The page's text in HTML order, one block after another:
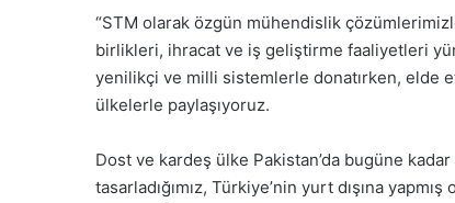
“STM olarak özgün mühendislik
birlikleri, ihracat ve iş geliştirme faaliyetleri
yenilikçi ve milli sistemlerle donatırken, elde
ülkelerle paylaşıyoruz.
Dost ve kardeş ülke Pakistan’da bugüne
tasarladığımız, Türkiye’nin yurt dışına